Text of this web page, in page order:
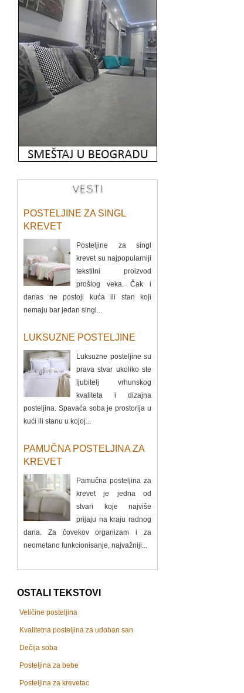
VESTI
POSTELJINE ZA SINGL
KREVET
Posteljine za singl
krevet su najpopularniji
tekstilni proizvod
prošlog veka. Čak i
danas ne postoji kuća ili stan koji
nemaju bar jedan singl...
LUKSUZNE POSTELJINE
Luksuzne posteljine su
prava stvar ukoliko ste
ljubitelj vrhunskog
kvaliteta i dizajna
posteljina. Spavaća soba je prostorija u
kući ili stanu u kojoj...
PAMUČNA POSTELJINA ZA
KREVET
Pamučna posteljina za
krevet je jedna od
stvari koje najviše
prijaju na kraju radnog
dana. Za čovekov organizam i za
neometano funkcionisanje, najvažniji...
OSTALI TEKSTOVI
Veličine posteljina
Kvalitetna posteljina za udoban san
Dečija soba
Posteljina za bebe
Posteljina za krevetac